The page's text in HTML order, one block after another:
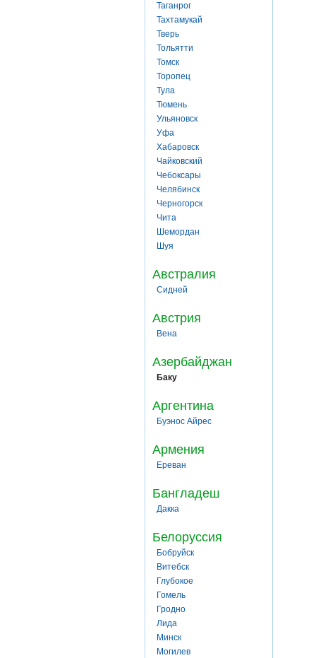
Таганрог
Тахтамукай
Тверь
Тольятти
Томск
Торопец
Тула
Тюмень
Ульяновск
Уфа
Хабаровск
Чайковский
Чебоксары
Челябинск
Черногорск
Чита
Шемордан
Шуя
Австралия
Сидней
Австрия
Вена
Азербайджан
Баку
Аргентина
Буэнос Айрес
Армения
Ереван
Бангладеш
Дакка
Белоруссия
Бобруйск
Витебск
Глубокое
Гомель
Гродно
Лида
Минск
Могилев